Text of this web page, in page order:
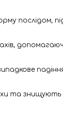
послідом,
та